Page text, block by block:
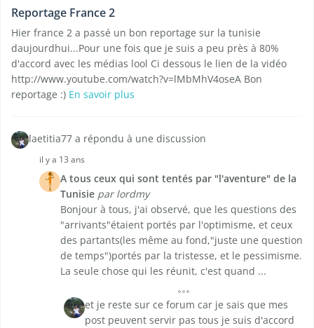
Reportage France 2
Hier france 2 a passé un bon reportage sur la tunisie
daujourdhui...Pour une fois que je suis a peu près à 80%
d'accord avec les médias lool Ci dessous le lien de la vidéo
http://www.youtube.com/watch?v=lMbMhV4oseA Bon
reportage :) En savoir plus
laetitia77 a répondu à une discussion
il y a 13 ans
A tous ceux qui sont tentés par "l'aventure" de la
Tunisie par lordmy
Bonjour à tous, j'ai observé, que les questions des
"arrivants"étaient portés par l'optimisme, et ceux
des partants(les même au fond,"juste une question
de temps")portés par la tristesse, et le pessimisme.
La seule chose qui les réunit, c'est quand ...
et je reste sur ce forum car je sais que mes
post peuvent servir pas tous je suis d'accord